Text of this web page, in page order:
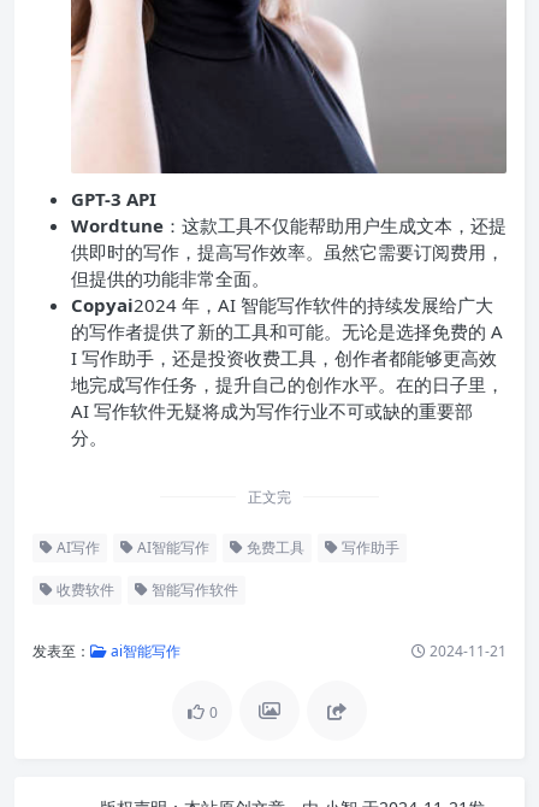
GPT-3 API
Wordtune ：这款工具不仅能帮助用户生成文本，还提
供即时的写作，提高写作效率。虽然它需要订阅费用，
但提供的功能非常全面。
Copyai2024 年，AI 智能写作软件的持续发展给广大
的写作者提供了新的工具和可能。无论是选择免费的 A
I 写作助手，还是投资收费工具，创作者都能够更高效
地完成写作任务，提升自己的创作水平。在的日子里，
AI 写作软件无疑将成为写作行业不可或缺的重要部
分。
正文完
AI写作 AI智能写作 免费工具 写作助手
收费软件 智能写作软件
发表至： ai智能写作 2024-11-21
0